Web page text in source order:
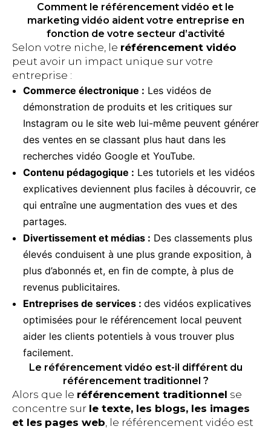
Comment le référencement vidéo et le
marketing vidéo aident votre entreprise en
fonction de votre secteur d’activité
Selon votre niche, le référencement vidéo
peut avoir un impact unique sur votre
entreprise :
Commerce électronique : Les vidéos de
démonstration de produits et les critiques sur
Instagram ou le site web lui-même peuvent générer
des ventes en se classant plus haut dans les
recherches vidéo Google et YouTube.
Contenu pédagogique : Les tutoriels et les vidéos
explicatives deviennent plus faciles à découvrir, ce
qui entraîne une augmentation des vues et des
partages.
Divertissement et médias : Des classements plus
élevés conduisent à une plus grande exposition, à
plus d’abonnés et, en fin de compte, à plus de
revenus publicitaires.
Entreprises de services : des vidéos explicatives
optimisées pour le référencement local peuvent
aider les clients potentiels à vous trouver plus
facilement.
Le référencement vidéo est-il différent du
référencement traditionnel ?
Alors que le référencement traditionnel se
concentre sur le texte, les blogs, les images
et les pages web , le référencement vidéo est